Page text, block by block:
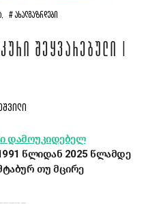
# ᲐᲮᲐᲚᲒᲐᲖᲠᲓᲔᲑᲘ
ᲨᲔᲧᲕᲐᲠᲔᲑᲣᲚᲘ |
დამოუკიდებელ
წლიდან 2025 წლამდე
თუ მცირე